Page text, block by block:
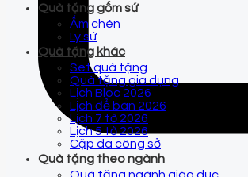
Quà tặng gốm sứ
Ấm chén
Ly sứ
Quà tặng khác
Set quà tặng
Quà tặng gia dụng
Lịch Bloc 2026
Lịch để bàn 2026
Lịch 7 tờ 2026
Lịch 5 tờ 2026
Cặp da công sở
Quà tặng theo ngành